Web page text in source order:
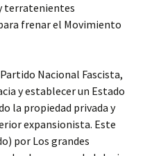
terratenientes
frenar el Movimiento
Nacional Fascista,
y establecer un Estado
la propiedad privada y
expansionista. Este
por Los grandes